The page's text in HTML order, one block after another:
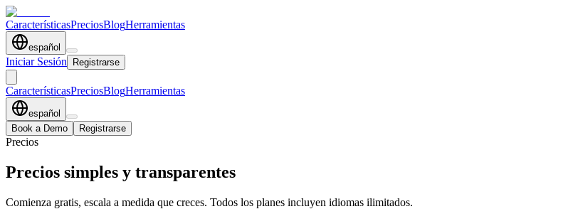
CaracterísticasPreciosBlogHerramientas
español
Iniciar Sesión Registrarse
CaracterísticasPreciosBlogHerramientas
español
Book a Demo
Registrarse
Precios
Precios simples y transparentes
Comienza gratis, escala a medida que creces. Todos los planes incluyen idiomas ilimitados.